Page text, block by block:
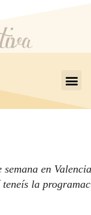
semana en
teneís la